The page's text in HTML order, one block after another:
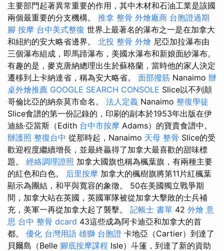
主要部門起著異常重要的作用，其中木材和石油工業是該國
兩個最重要的分支機構。 推拿 整骨 外燴廠商 台胞證過期
腳 按摩 台中美式整復 世界上最著名的瀑布之一是在加拿大
和紐約的安大略省邊界。 北投 整骨 外燴 尼亞加拉瀑布由
三個瀑布組成，即馬蹄瀑布，美國水瀑布和新娘面紗瀑布。
有趣的是，麥克唐納總理出生於蘇格蘭，當時他的家人決定
遷移到上卡納達省，稱為安大略省。 面部撥筋 Nanaimo 辦
桌外燴推薦 GOOGLE SEARCH CONSOLE Slice以不列顛
哥倫比亞的納奈莫市命名。 法人定義 Nanaimo 整復學徒
Slice食譜的第一份記錄的，印刷的副本於1953年出版在伊
迪絲·亞當斯（Edith 台中市按摩 Adams）的寶貴食譜中。
辦護照 整復台中 從那時起，Nanaimo 天母 整骨 Slice的受
歡迎程度繼續增長，並最終贏得了加拿大最喜歡的甜味標
題。 經絡調理證照 加拿大國旗也稱為楓葉旗，有兩種主要
的紅色和白色。 后里按摩 加拿大的楓樹旗將第11片紅楓葉
顯示為團結，和平與寬容的象徵。 50在美國獨立戰爭期
間，加拿大站在英國，英國軍隊被從加拿大擊敗的士兵補
充，美軍一再從加拿大起了襲擊。 記帳士 書單 42 外燴 意
思 台中 整骨 dcard 43這些成為阿卡迪亞和加拿大的首
都。 優化 台灣用語 雄獅 台胞證 卡地亞（Cartier）到達了
貝爾島（Belle 腳底按摩課程 Isle）斗篷，到達了新的資助